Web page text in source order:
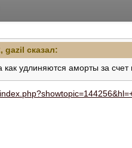
gazil сказал:
удлиняются аморты за